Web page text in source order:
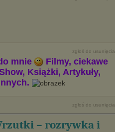
zgłoś do usunięcia
mnie
Filmy, ciekawe
Książki, Artykuły,
zgłoś do usunięcia
– rozrywka i